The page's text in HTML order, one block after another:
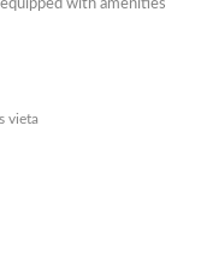
with amenities